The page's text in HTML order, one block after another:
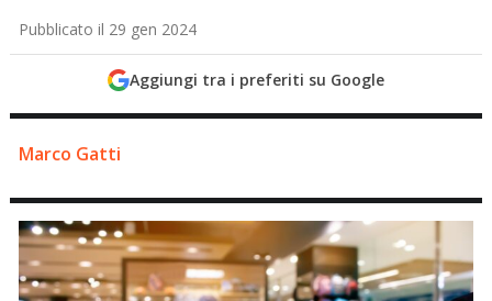
Pubblicato il 29 gen 2024
Aggiungi tra i preferiti su Google
Marco Gatti